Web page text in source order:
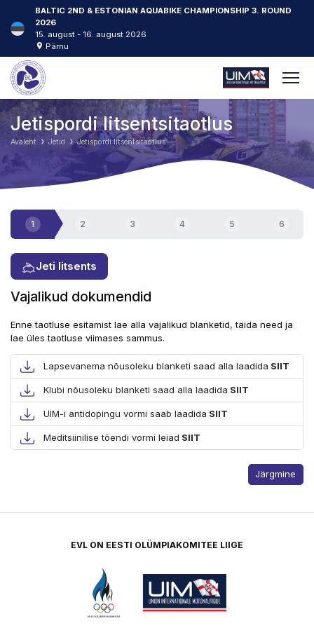
BALTIC 2ND & ESTONIAN AQUABIKE CHAMPIONSHIP 3. ROUND
2026
15. august - 16. august 2026
Pärnu
Jetispordi litsentsitaotlus
Avaleht Jetid Jetispordi litsentsitaotlus
1 2 3 4 5 6
Jeti litsents
Vajalikud dokumendid
Enne taotluse esitamist lae alla vajalikud blanketid, täida need ja
lae üles taotluse viimases sammus.
Lapsevanema nõusoleku blanketi saad alla laadida SIIT
Klubi nõusoleku blanketi saad alla laadida SIIT
UIM-i antidopingu vormi saab laadida SIIT
Meditsiinilise tõendi vormi leiad SIIT
Järgmine
EVL ON EESTI OLÜMPIAKOMITEE LIIGE